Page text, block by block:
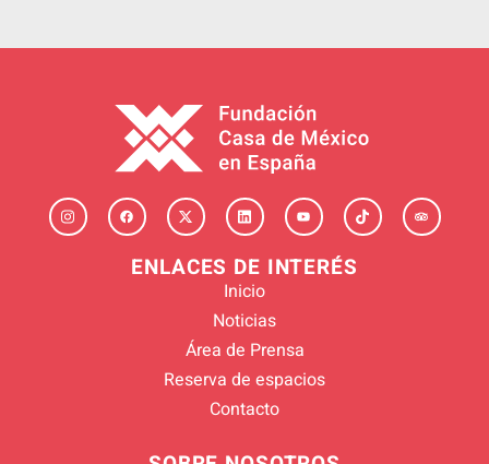
ENLACES DE INTERÉS
Inicio
Noticias
Área de Prensa
Reserva de espacios
Contacto